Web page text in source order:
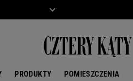
PRODUKTY POMIESZCZENIA